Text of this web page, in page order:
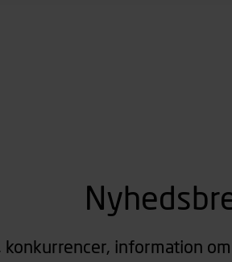
vise annoncer, der er relevante
vores platforme (hjemmeside og
konkurrencer, information